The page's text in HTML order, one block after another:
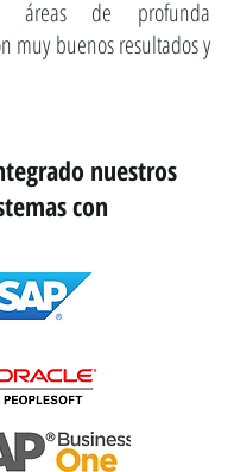
áreas de profunda
muy buenos resultados y
nuestros
con